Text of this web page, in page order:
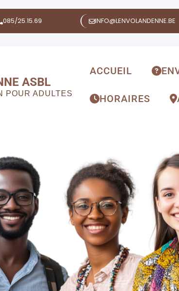
085/25.15.69 INFO@LENVOLANDENNE.BE
ASBL
POUR ADULTES
ACCUEIL
HORAIRES